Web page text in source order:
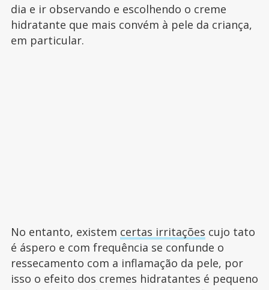
dia e ir observando e escolhendo o creme
hidratante que mais convém à pele da criança,
em particular.
No entanto, existem certas irritações cujo tato
é áspero e com frequência se confunde o
ressecamento com a inflamação da pele, por
isso o efeito dos cremes hidratantes é pequeno